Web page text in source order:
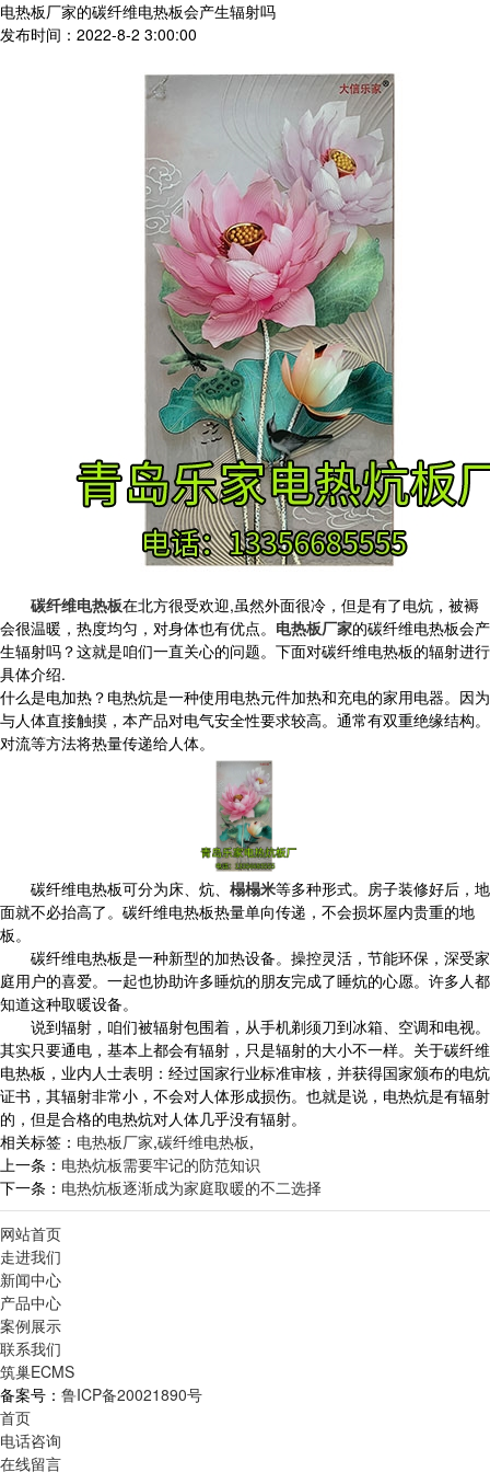
电热板厂家的碳纤维电热板会产生辐射吗
发布时间：2022-8-2 3:00:00
碳纤维电热板在北方很受欢迎,虽然外面很冷，但是有了电炕，被褥
会很温暖，热度均匀，对身体也有优点。 电热板厂家的碳纤维电热板会产
生辐射吗？这就是咱们一直关心的问题。下面对碳纤维电热板的辐射进行
具体介绍.
什么是电加热？电热炕是一种使用电热元件加热和充电的家用电器。因为
与人体直接触摸，本产品对电气安全性要求较高。通常有双重绝缘结构。
对流等方法将热量传递给人体。
碳纤维电热板可分为床、炕、 榻榻米等多种形式。房子装修好后，地
面就不必抬高了。碳纤维电热板热量单向传递，不会损坏屋内贵重的地
板。
碳纤维电热板是一种新型的加热设备。操控灵活，节能环保，深受家
庭用户的喜爱。一起也协助许多睡炕的朋友完成了睡炕的心愿。许多人都
知道这种取暖设备。
说到辐射，咱们被辐射包围着，从手机剃须刀到冰箱、空调和电视。
其实只要通电，基本上都会有辐射，只是辐射的大小不一样。关于碳纤维
电热板，业内人士表明：经过国家行业标准审核，并获得国家颁布的电炕
证书，其辐射非常小，不会对人体形成损伤。也就是说，电热炕是有辐射
的，但是合格的电热炕对人体几乎没有辐射。
相关标签： 电热板厂家,碳纤维电热板,
上一条： 电热炕板需要牢记的防范知识
下一条： 电热炕板逐渐成为家庭取暖的不二选择
网站首页
走进我们
新闻中心
产品中心
案例展示
联系我们
筑巢ECMS
备案号： 鲁ICP备20021890号
首页
电话咨询
在线留言